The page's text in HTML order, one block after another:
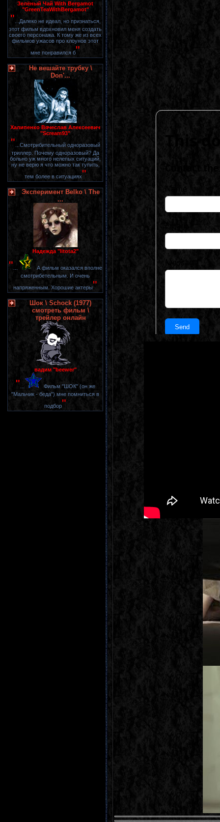
Зелёный Чай With Bergamot
"GreenTeaWithBergamot"
" ...Далеко не идеал, но признаться,
этот фильм вдохновил меня создать
своего персонажа. К тому же из всех
фильмов ужасов про клоунов этот
мне понравился б"
Не вешайте трубку \
Don'...
Халипенко Вячеслав Алексеевич
"Scream93"
" ...Смотрибительный одноразовый
триллер. Почему одноразовый? Да
больно уж много нелепых ситуаций,
ну не верю я что можно так тупить,
тем более в ситуациях"
Эксперимент Belko \ The
...
Надежда "litota2"
"
А фильм оказался вполне
смотрибетельным. И очень
напряженным. Хорошие актеры"
Шок \ Schock (1977)
смотреть фильм \
трейлер онлайн
вадим "beewer"
"
Фильм "ШОК" (он же
"Мальчик - беда") мне помниться в
подбор"